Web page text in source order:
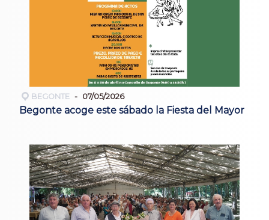
BEGONTE 07/05/2026
Begonte acoge este sábado la Fiesta del Mayor